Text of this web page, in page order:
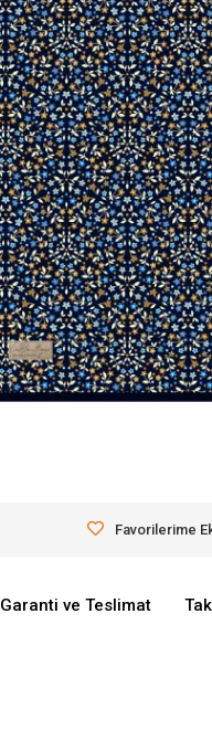
Favorilerime
Garanti ve Teslimat